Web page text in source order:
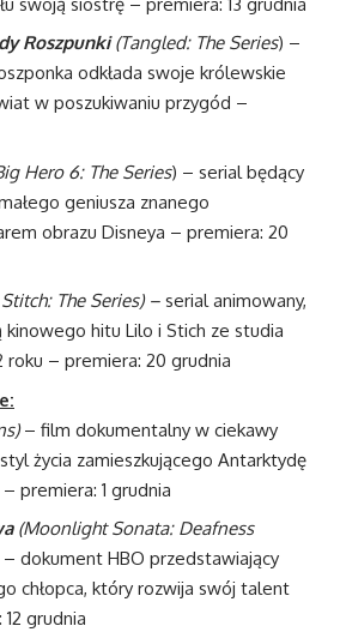
Roszpunki(Tangled: The Series) –
odkłada swoje królewskie
w poszukiwaniu przygód –
ig Hero 6: The Series) – serial będący
geniusza znanego
obrazu Disneya – premiera: 20
The Series) – serial animowany,
hitu Lilo i Stich ze studia
roku – premiera: 20 grudnia
– film dokumentalny w ciekawy
życia zamieszkującego Antarktydę
premiera: 1 grudnia
(Moonlight Sonata: Deafness
– dokument HBO przedstawiający
chłopca, który rozwija swój talent
grudnia